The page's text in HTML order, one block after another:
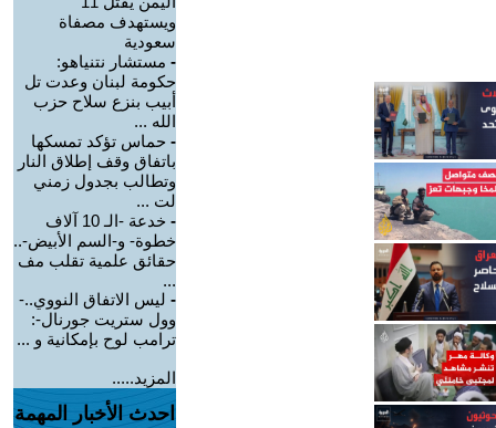
ويستهدف مصفاة
سعودية
- مستشار نتنياهو:
حكومة لبنان وعدت تل
أبيب بنزع سلاح حزب
الله ...
- حماس تؤكد تمسكها
باتفاق وقف إطلاق النار
وتطالب بجدول زمني
لت ...
-
خدعة -الـ 10 آلاف
خطوة- و-السم الأبيض-..
حقائق علمية تقلب مف
...
- ليس الاتفاق النووي..-
وول ستريت جورنال-:
ترامب لوح بإمكانية و ...
المزيد.....
احدث الأخبار المهمة